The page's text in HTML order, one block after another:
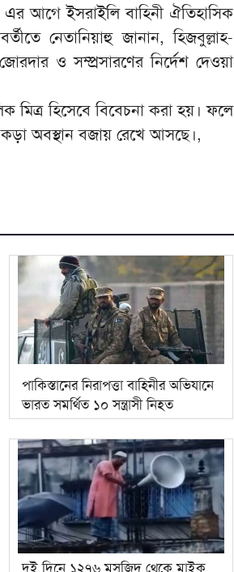
এর আগে ইসরাইলি বাহিনী ঐতিহাসিক
নেতানিয়াহু জানান, হিজবুল্লাহ-
ও সম্প্রসারণের নির্দেশ দেওয়া
মিত্র হিসেবে বিবেচনা করা হয়। ফলে
কড়া অবস্থান বজায় রেখে আসছে।,
পাকিস্তানের নিরাপত্তা বাহিনীর অভিযানে
ভারত সমর্থিত ১০ সন্ত্রাসী নিহত
দুই দিনে ১২৭৬ মসজিদ থেকে মাইক